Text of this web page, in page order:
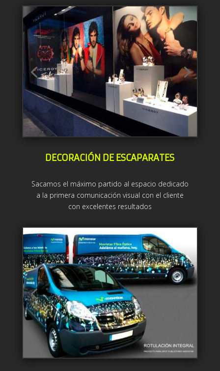
DECORACIÓN DE ESCAPARATES
Sacamos el máximo partido al espacio dedicado
a la primera comunicación visual con el cliente
con excelentes resultados